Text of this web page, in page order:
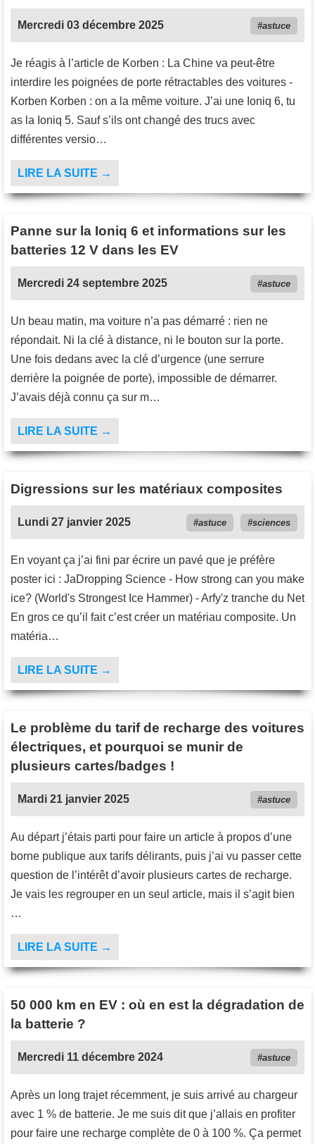
Mercredi 03 décembre 2025 astuce
Je réagis à l’article de Korben : La Chine va peut-être
interdire les poignées de porte rétractables des voitures -
Korben Korben : on a la même voiture. J’ai une Ioniq 6, tu
as la Ioniq 5. Sauf s’ils ont changé des trucs avec
différentes versio…
LIRE LA SUITE →
Panne sur la Ioniq 6 et informations sur les
batteries 12 V dans les EV
Mercredi 24 septembre 2025 astuce
Un beau matin, ma voiture n’a pas démarré : rien ne
répondait. Ni la clé à distance, ni le bouton sur la porte.
Une fois dedans avec la clé d’urgence (une serrure
derrière la poignée de porte), impossible de démarrer.
J’avais déjà connu ça sur m…
LIRE LA SUITE →
Digressions sur les matériaux composites
Lundi 27 janvier 2025 astuce sciences
En voyant ça j’ai fini par écrire un pavé que je préfère
poster ici : JaDropping Science - How strong can you make
ice? (World's Strongest Ice Hammer) - Arfy'z tranche du Net
En gros ce qu’il fait c’est créer un matériau composite. Un
matéria…
LIRE LA SUITE →
Le problème du tarif de recharge des voitures
électriques, et pourquoi se munir de
plusieurs cartes/badges !
Mardi 21 janvier 2025 astuce
Au départ j’étais parti pour faire un article à propos d’une
borne publique aux tarifs délirants, puis j’ai vu passer cette
question de l’intérêt d’avoir plusieurs cartes de recharge.
Je vais les regrouper en un seul article, mais il s’agit bien
…
LIRE LA SUITE →
50 000 km en EV : où en est la dégradation de
la batterie ?
Mercredi 11 décembre 2024 astuce
Après un long trajet récemment, je suis arrivé au chargeur
avec 1 % de batterie. Je me suis dit que j’allais en profiter
pour faire une recharge complète de 0 à 100 %. Ça permet